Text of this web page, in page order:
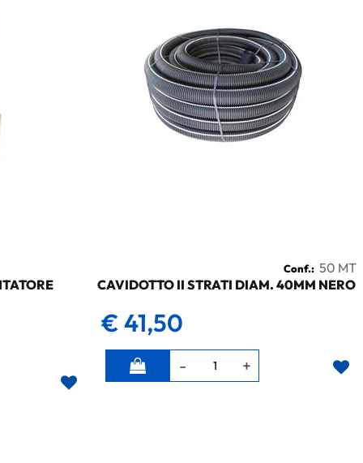
Conf.: 50 MT
CAVIDOTTO II STRATI DIAM. 40MM NERO
€ 41,50
Quantità